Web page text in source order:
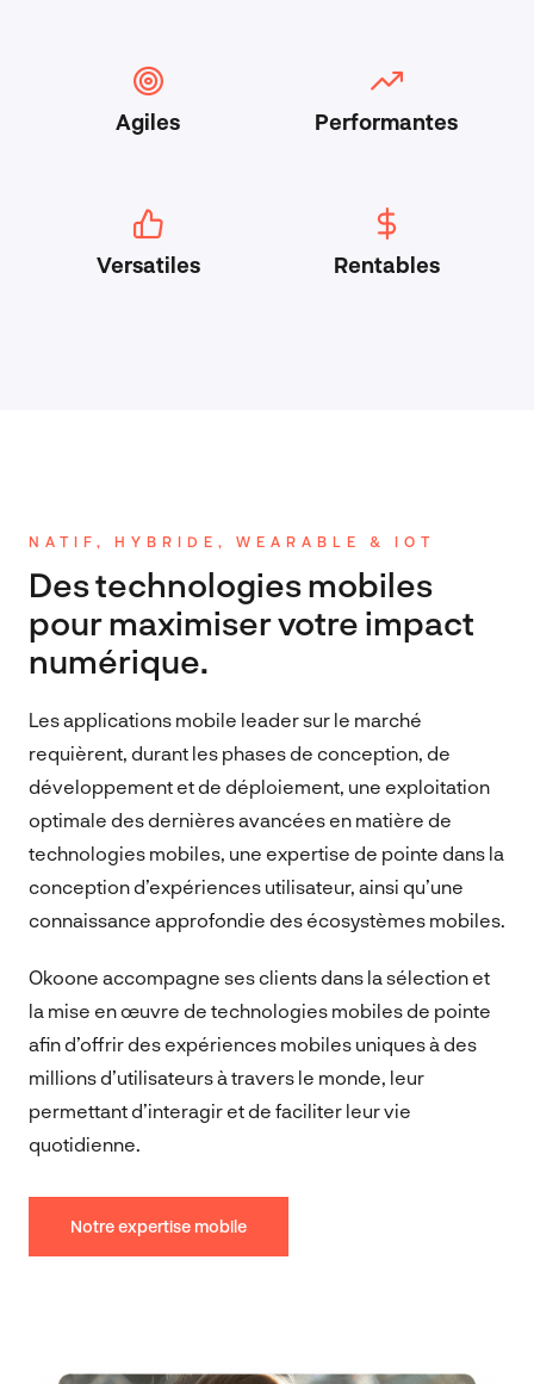
Agiles Performantes
Versatiles Rentables
NATIF, HYBRIDE, WEARABLE & IOT
Des technologies mobiles
pour maximiser votre impact
numérique.
Les applications mobile leader sur le marché
requièrent, durant les phases de conception, de
développement et de déploiement, une exploitation
optimale des dernières avancées en matière de
technologies mobiles, une expertise de pointe dans la
conception d’expériences utilisateur, ainsi qu’une
connaissance approfondie des écosystèmes mobiles.
Okoone accompagne ses clients dans la sélection et
la mise en œuvre de technologies mobiles de pointe
afin d’offrir des expériences mobiles uniques à des
millions d’utilisateurs à travers le monde, leur
permettant d’interagir et de faciliter leur vie
quotidienne.
Notre expertise mobile